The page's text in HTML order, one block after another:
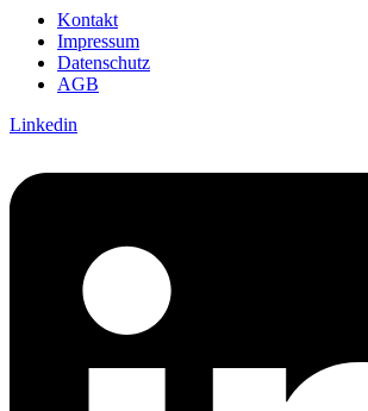
Kontakt
Impressum
Datenschutz
AGB
Linkedin